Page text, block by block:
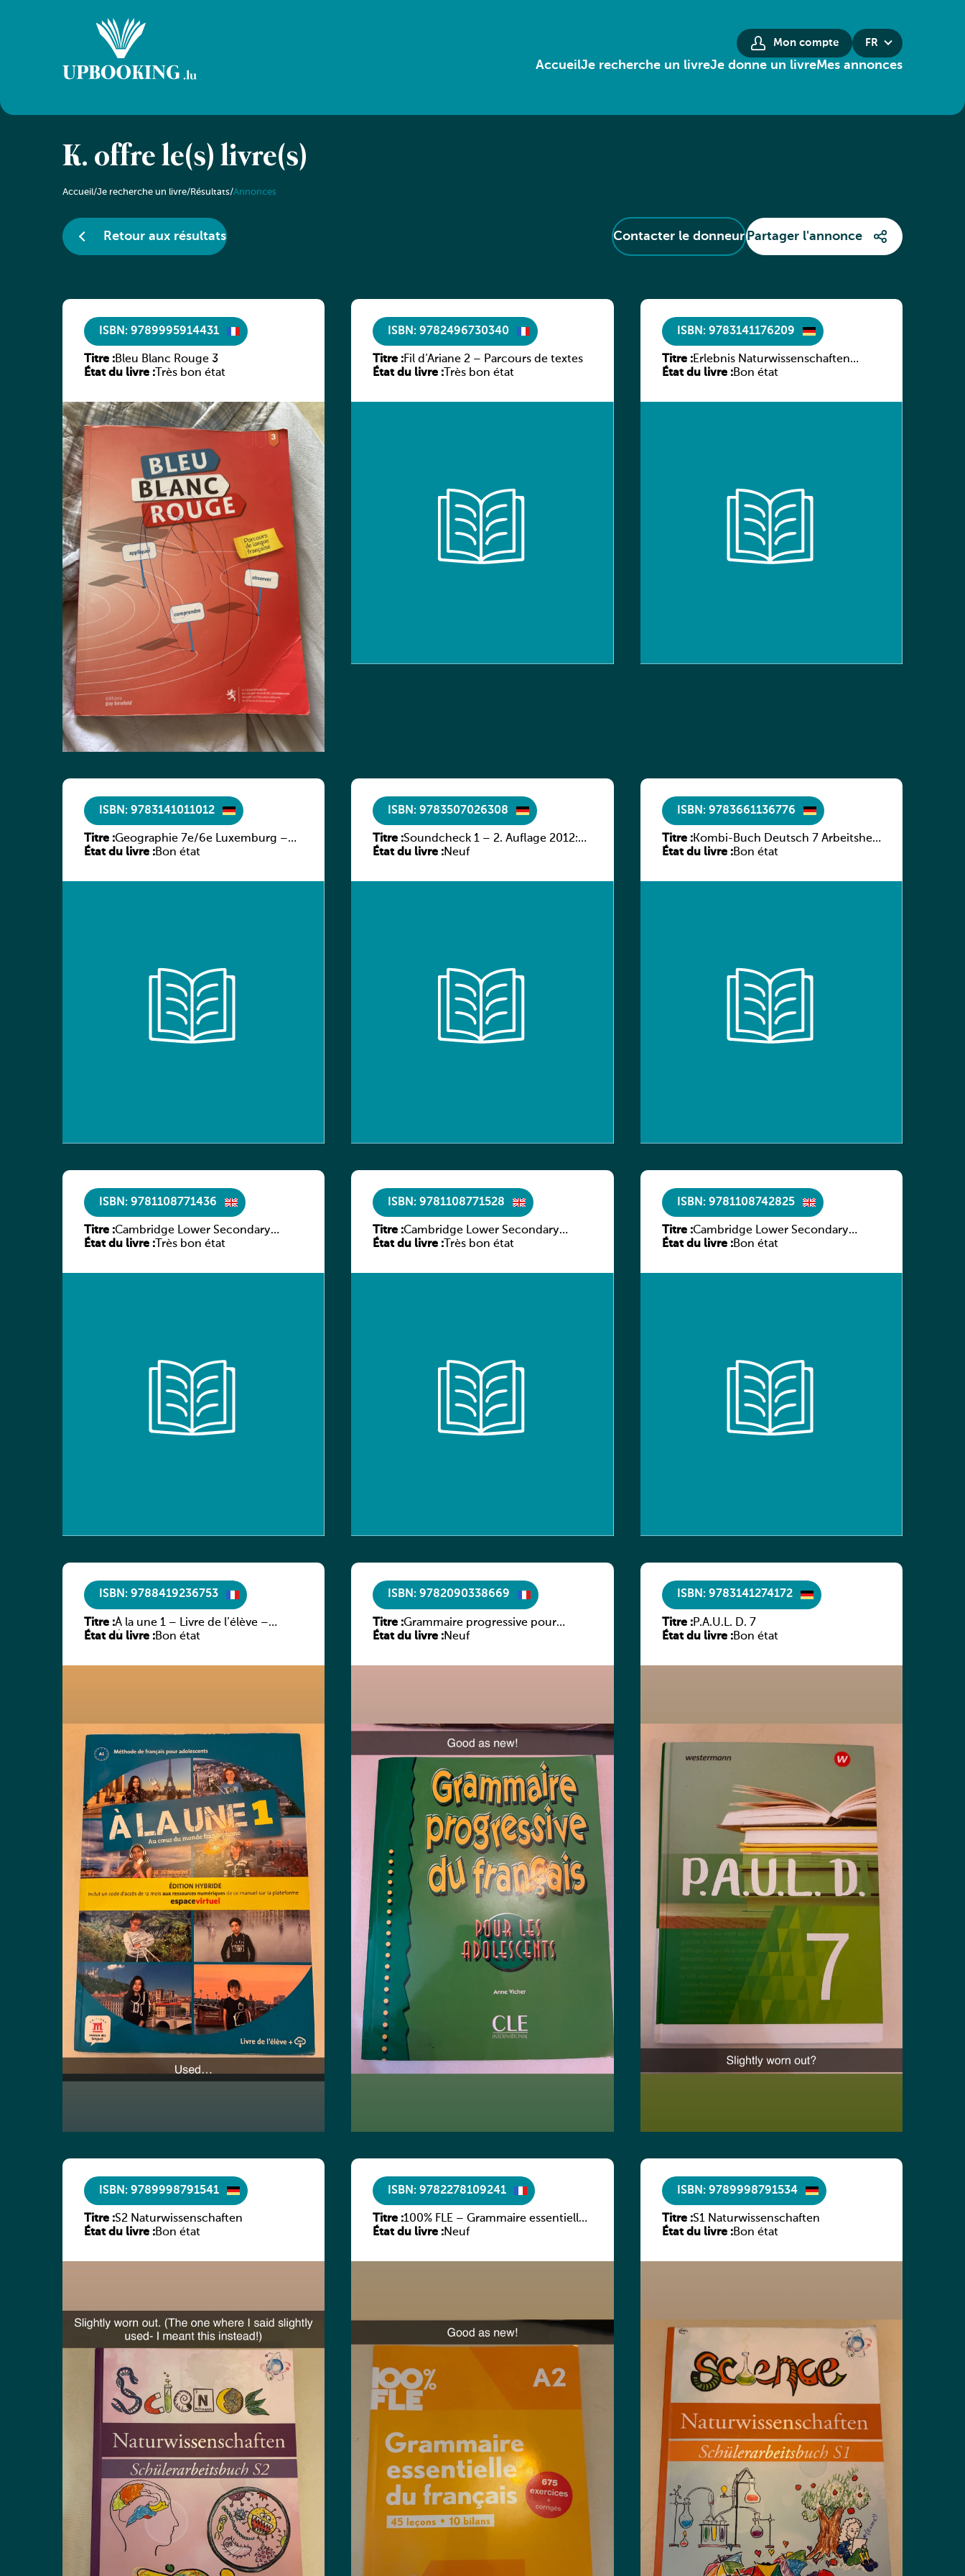
Mon compte FR
AccueilJe recherche un livreJe donne un livreMes annonces
K. offre le(s) livre(s)
Accueil/Je recherche un livre/Résultats/Annonces
Retour aux résultats Contacter le donneur Partager l'annonce
ISBN: 9789995914431
Titre :Bleu Blanc Rouge 3
État du livre : Très bon état
ISBN: 9782496730340
Titre :Fil d’Ariane 2 – Parcours de textes
État du livre : Très bon état
ISBN: 9783141176209
Titre :Erlebnis Naturwissenschaften
Luxemburg 7e/6e ESC
État du livre :Bon état
ISBN: 9783141011012
Titre :Geographie 7e/6e Luxemburg –
Diercke Praxis
État du livre :Bon état
ISBN: 9783507026308
Titre :Soundcheck 1 – 2. Auflage 2012:
Schülerband 1
État du livre :Neuf
ISBN: 9783661136776
Titre :Kombi-Buch Deutsch 7 Arbeitsheft
(Neue Ausgabe Luxemburg)
État du livre :Bon état
ISBN: 9781108771436
Titre :Cambridge Lower Secondary
Mathematics Learner’s Book 7
État du livre : Très bon état
ISBN: 9781108771528
Titre :Cambridge Lower Secondary
Mathematics Learner’s Book 8
État du livre : Très bon état
ISBN: 9781108742825
Titre :Cambridge Lower Secondary
Science Learner’s Book with Digital
État du livre :Bon état
ISBN: 9788419236753
Titre :À la une 1 – Livre de l’élève –
Édition hybride
État du livre :Bon état
ISBN: 9782090338669
Titre :Grammaire progressive pour
adolescents – Niveau débutant
État du livre :Neuf
ISBN: 9783141274172
Titre :P.A.U.L. D. 7
État du livre :Bon état
ISBN: 9789998791541
Titre :S2 Naturwissenschaften
État du livre :Bon état
ISBN: 9782278109241
Titre :100% FLE – Grammaire essentielle
du français – A2
État du livre :Neuf
ISBN: 9789998791534
Titre :S1 Naturwissenschaften
État du livre :Bon état